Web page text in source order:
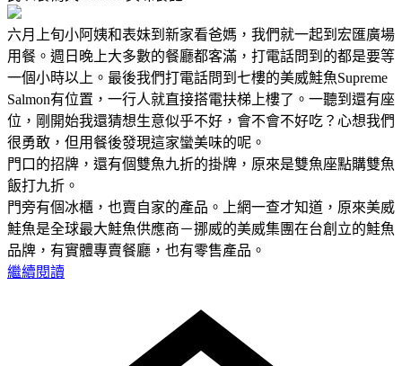
六月上旬小阿姨和表妹到新家看爸媽，我們就一起到宏匯廣場
用餐。週日晚上大多數的餐廳都客滿，打電話問到的都是要等
一個小時以上。最後我們打電話問到七樓的美威鮭魚Supreme
Salmon有位置，一行人就直接搭電扶梯上樓了。一聽到還有座
位，剛開始我還猜想生意似乎不好，會不會不好吃？心想我們
很勇敢，但用餐後發現這家蠻美味的呢。
門口的招牌，還有個雙魚九折的掛牌，原來是雙魚座點購雙魚
飯打九折。
門旁有個冰櫃，也賣自家的產品。上網一查才知道，原來美威
鮭魚是全球最大鮭魚供應商－挪威的美威集團在台創立的鮭魚
品牌，有實體專賣餐廳，也有零售產品。
繼續閱讀